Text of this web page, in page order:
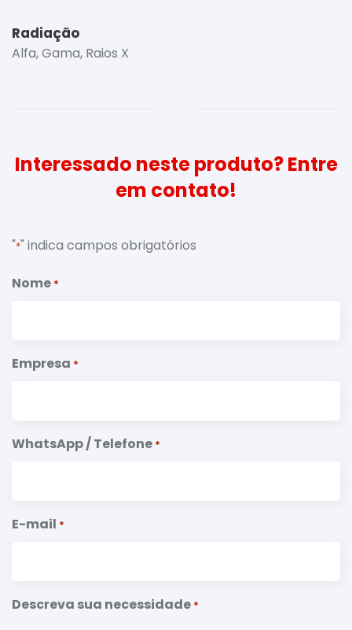
Radiação
Alfa, Gama, Raios X
Interessado neste produto? Entre
em contato!
"*" indica campos obrigatórios
Nome *
Empresa *
WhatsApp / Telefone *
E-mail *
Descreva sua necessidade *